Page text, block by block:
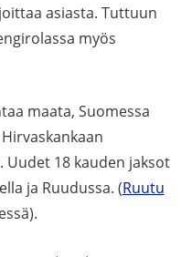
asiasta. Tuttuun
myös
maata, Suomessa
18 kauden jaksot
ja Ruudussa. (Ruutu